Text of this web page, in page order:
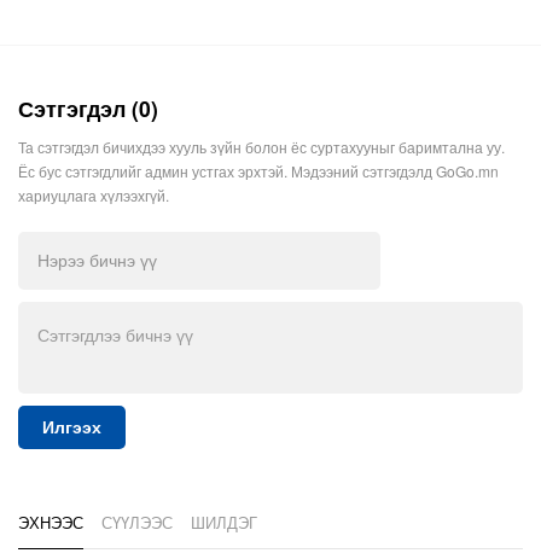
Сэтгэгдэл (0)
Та сэтгэгдэл бичихдээ хууль зүйн болон ёс суртахууныг баримтална уу.
Ёс бус сэтгэгдлийг админ устгах эрхтэй. Мэдээний сэтгэгдэлд GoGo.mn
хариуцлага хүлээхгүй.
Илгээх
ЭХНЭЭС СҮҮЛЭЭС ШИЛДЭГ